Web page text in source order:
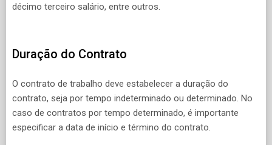
décimo terceiro salário, entre outros.
Duração do Contrato
O contrato de trabalho deve estabelecer a duração do
contrato, seja por tempo indeterminado ou determinado. No
caso de contratos por tempo determinado, é importante
especificar a data de início e término do contrato.